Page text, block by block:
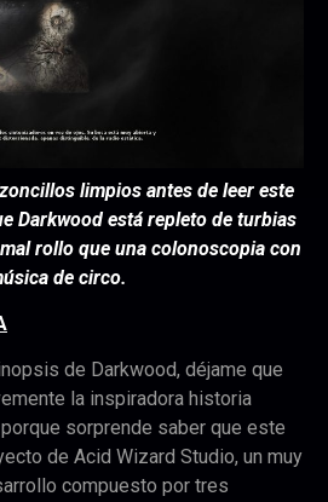
limpios antes de leer este
Darkwood está repleto de turbias
rollo que una colonoscopia con
de circo.
de Darkwood, déjame que
la inspiradora historia
sorprende saber que este
de Acid Wizard Studio, un muy
compuesto por tres